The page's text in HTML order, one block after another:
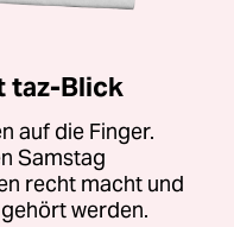
taz-Blick
auf die Finger.
Samstag
recht macht und
werden.